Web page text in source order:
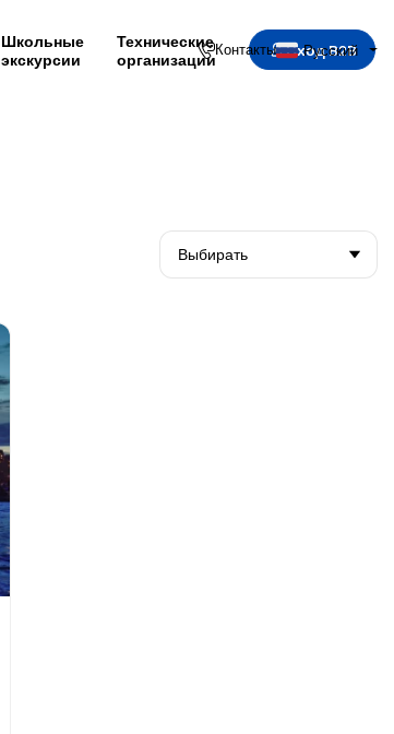
Школьные
экскурсии
Технические
организации
Вход B2B
Контакты Русский